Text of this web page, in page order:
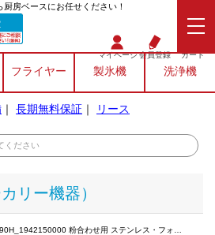
房ベースにお任せください！
マイページ会員登録 カート
フライヤー 製氷機 洗浄機
｜ 長期無料保証 ｜ リース
リー機器）
粉合わせ用 ステンレス・フォルダーミックス90(50Hz)